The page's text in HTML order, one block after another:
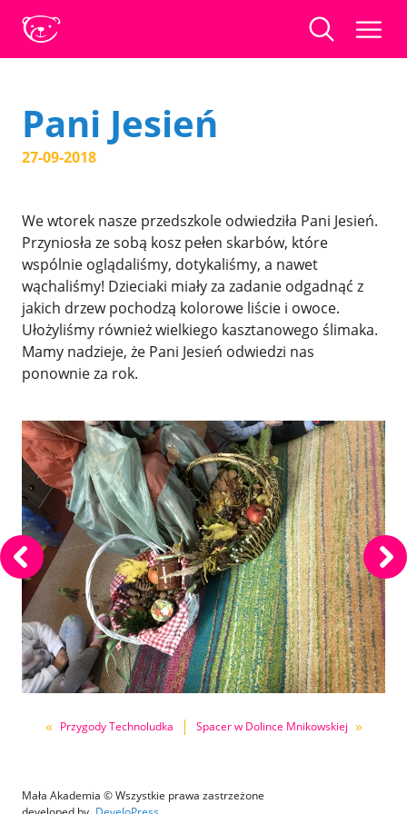
Pani Jesień
27-09-2018
We wtorek nasze przedszkole odwiedziła Pani Jesień.
Przyniosła ze sobą kosz pełen skarbów, które
wspólnie oglądaliśmy, dotykaliśmy, a nawet
wąchaliśmy! Dzieciaki miały za zadanie odgadnąć z
jakich drzew pochodzą kolorowe liście i owoce.
Ułożyliśmy również wielkiego kasztanowego ślimaka.
Mamy nadzieje, że Pani Jesień odwiedzi nas
ponownie za rok.
« Przygody Technoludka | Spacer w Dolince Mnikowskiej »
Mała Akademia © Wszystkie prawa zastrzeżone